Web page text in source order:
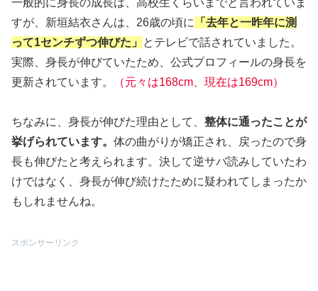
すが、新垣結衣さんは、26歳の頃に
「去年と一昨年に測
って1センチずつ伸びた」
とテレビで話されていました。
実際、身長が伸びていたため、公式プロフィールの身長を
更新されています。
（元々は168cm、現在は169cm）
ちなみに、身長が伸びた理由として、 整体に通ったことが
挙げられています。 体の曲がりが矯正され、戻ったので身
長も伸びたと考えられます。決して逆サバ読みしていたわ
けではなく、身長が伸び続けたために疑われてしまったか
もしれませんね。
スポンサーリンク